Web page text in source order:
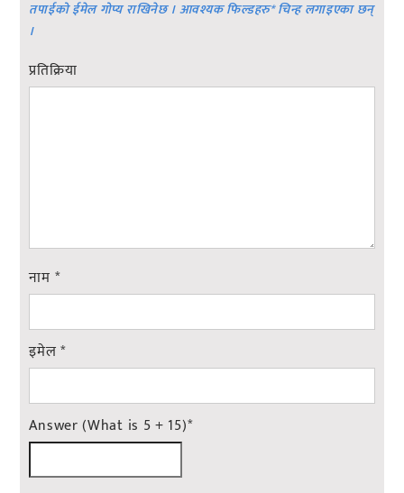
तपाईको ईमेल गोप्य राखिनेछ । आवश्यक फिल्डहरु*चिन्ह लगाइएका छन्
।
प्रतिक्रिया
नाम *
इमेल*
Answer (What is 5 + 15)*